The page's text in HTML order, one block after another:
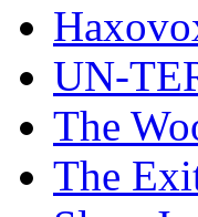
UN-
The
The